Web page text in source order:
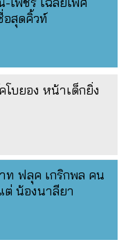
สุดคิ้วท์
โบยอง หน้าเด็กยิ่ง
ท ฟลุค เกริกพล คน
ต่ น้องนาลียา